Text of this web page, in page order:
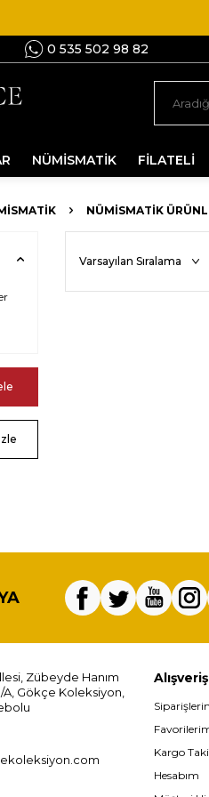
0 535 502 98 82
NÜMİSMATİK FİLATELİ
NÜMISMATIK
Zübeyde Hanım
A, Gökçe Koleksiyon,
Kargo
Hesabım